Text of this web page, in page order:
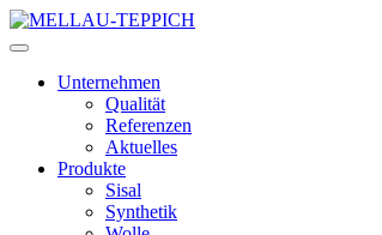
Unternehmen
Qualität
Referenzen
Aktuelles
Produkte
Sisal
Synthetik